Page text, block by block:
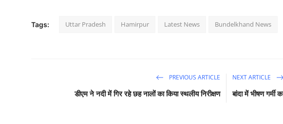
Tags: Uttar Pradesh Hamirpur Latest News Bundelkhand News
PREVIOUS ARTICLE
डीएम ने नदी में गिर रहे छह नालों का किया स्थलीय निरीक्षण
NEXT ARTICLE
बांदा में भीषण